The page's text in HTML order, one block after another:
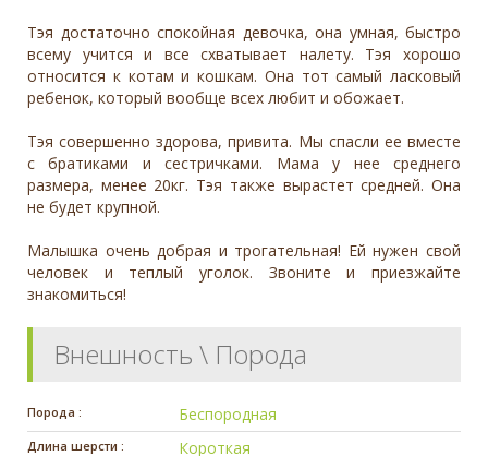
Тэя достаточно спокойная девочка, она умная, быстро
всему учится и все схватывает налету. Тэя хорошо
относится к котам и кошкам. Она тот самый ласковый
ребенок, который вообще всех любит и обожает.
Тэя совершенно здорова, привита. Мы спасли ее вместе
с братиками и сестричками. Мама у нее среднего
размера, менее 20кг. Тэя также вырастет средней. Она
не будет крупной.
Малышка очень добрая и трогательная! Ей нужен свой
человек и теплый уголок. Звоните и приезжайте
знакомиться!
Внешность \ Порода
Порода : Беспородная
Длина шерсти : Короткая